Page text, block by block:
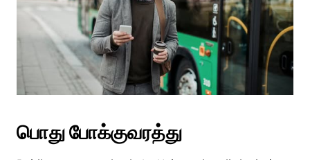
பொது போக்குவரத்து